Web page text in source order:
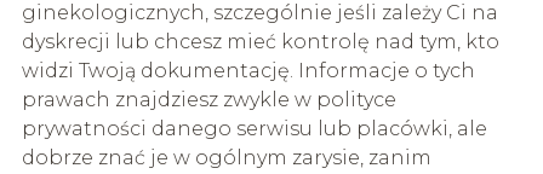
ginekologicznych, szczególnie jeśli zależy Ci na
dyskrecji lub chcesz mieć kontrolę nad tym, kto
widzi Twoją dokumentację. Informacje o tych
prawach znajdziesz zwykle w polityce
prywatności danego serwisu lub placówki, ale
dobrze znać je w ogólnym zarysie, zanim